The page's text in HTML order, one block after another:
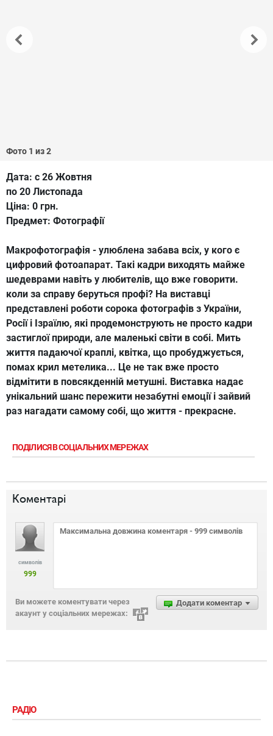
Фото 1 из 2
Дата: с 26 Жовтня
по 20 Листопада
Ціна: 0 грн.
Предмет: Фотографії
Макрофотографія - улюблена забава всіх, у кого є
цифровий фотоапарат. Такі кадри виходять майже
шедеврами навіть у любителів, що вже говорити.
коли за справу беруться профі? На виставці
представлені роботи сорока фотографів з України,
Росії і Ізраїлю, які продемонструють не просто кадри
застиглої природи, але маленькі світи в собі. Мить
життя падаючої краплі, квітка, що пробуджується,
помах крил метелика... Це не так вже просто
відмітити в повсякденній метушні. Виставка надає
унікальний шанс пережити незабутні емоції і зайвий
раз нагадати самому собі, що життя - прекрасне.
ПОДІЛИСЯ В СОЦІАЛЬНИХ МЕРЕЖАХ
Коментарі
символів
999
Додати коментар
Ви можете коментувати через
акаунт у соціальних мережах:
РАДІО